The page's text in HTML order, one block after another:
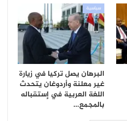
سياسية
البرهان يصل تركيا في زيارة
غير معلنة وأردوغان يتحدث
اللغة العربية في إستقباله
بالمجمع…